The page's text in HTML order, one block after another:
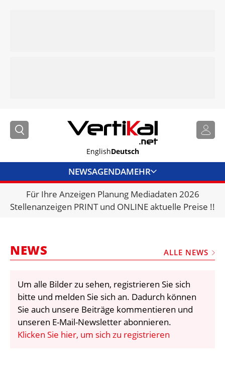
EnglishDeutsch
NEWSAGENDAMEHR
BRANCHENLINKS
VERMIETER
VIDEOS
BIBLIOTHEK
KRAN & BÜHNE
Für Ihre Anzeigen Planung Mediadaten 2026
Stellenanzeigen PRINT und ONLINE aktuelle Preise !!
NEWS ALLE NEWS
Um alle Bilder zu sehen, registrieren Sie sich
bitte und melden Sie sich an. Dadurch können
Sie auch unsere Beiträge kommentieren und
unseren E-Mail-Newsletter abonnieren.
Klicken Sie hier, um sich zu registrieren